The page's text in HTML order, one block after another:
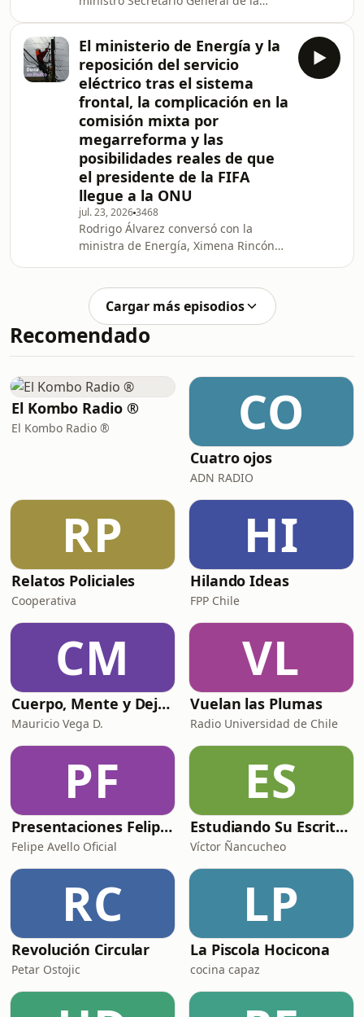
de Hacienda por el test de droga
positivo, la última votación de la
megarreforma, las contribuciones a
mayores de 65 años y la postergación
de votación de la Megarreforma.
Además, junto a las infiltradas Gloria
Faúndez y Mariana Marusic
analizaron la fórmula de la
El ministerio de Energía y la
reposición del servicio
eléctrico tras el sistema
frontal, la complicación en la
comisión mixta por
megarreforma y las
posibilidades reales de que
el presidente de la FIFA
llegue a la ONU
jul. 23, 20263468
Rodrigo Álvarez conversó con la
ministra de Energía, Ximena Rincón
compensación económica a los
afectados. Además, junto a los
infiltrados Paula Catena y Juan Paulo
Iglesias analizaron la complicación en
megarreforma y Trump, Infantino y la
secretaría general de Naciones
Unidas ¿Qué posibilidades real
Cargar más episodios
Recomendado
El Kombo Radio ®
El Kombo Radio ® CO
Cuatro ojos
ADN RADIO
RP
Relatos Policiales
Cooperativa
HI
Hilando Ideas
FPP Chile
CM
Cuerpo, Mente y Dejar ir
Mauricio Vega D.
VL
Vuelan las Plumas
Radio Universidad de Chile
PF
Presentaciones Felipe Avello
Felipe Avello Oficial
ES
Estudiando Su Escritura
Víctor Ñancucheo
RC
Revolución Circular
Petar Ostojic
LP
La Piscola Hocicona
cocina capaz